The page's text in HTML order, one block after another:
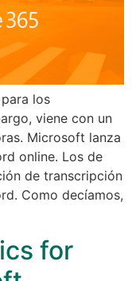
los
viene con un
Microsoft lanza
online. Los de
de transcripción
Como decíamos,
for